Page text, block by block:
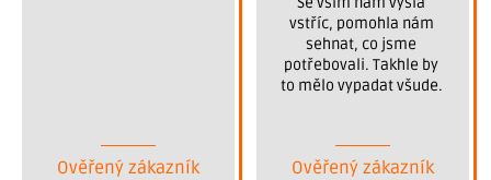
Ověřený zákazník
vstříc, pomohla nám
sehnat, co jsme
potřebovali. Takhle by
to mělo vypadat všude.
Ověřený zákazník